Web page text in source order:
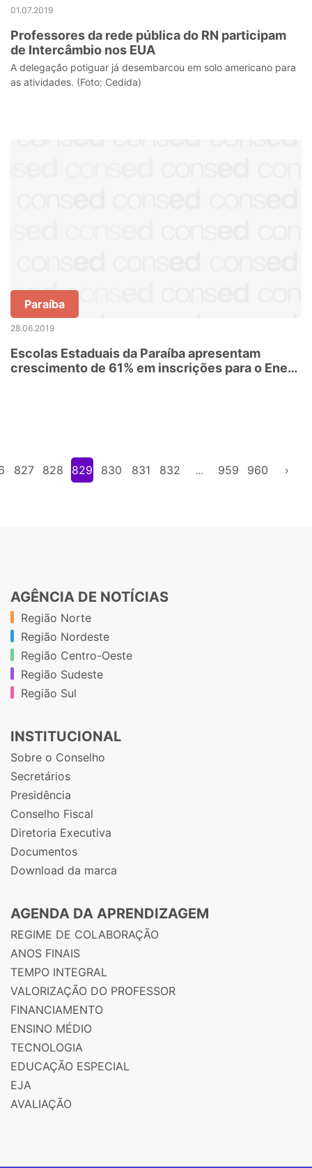
01.07.2019
Professores da rede pública do RN participam
de Intercâmbio nos EUA
A delegação potiguar já desembarcou em solo americano para
as atividades. (Foto: Cedida)
Paraíba
28.06.2019
Escolas Estaduais da Paraíba apresentam
crescimento de 61% em inscrições para o Enem
827 828 829 830 831 832 ... 959 960 ›
AGÊNCIA DE NOTÍCIAS
Região Norte
Região Nordeste
Região Centro-Oeste
Região Sudeste
Região Sul
INSTITUCIONAL
Sobre o Conselho
Secretários
Presidência
Conselho Fiscal
Diretoria Executiva
Documentos
Download da marca
AGENDA DA APRENDIZAGEM
REGIME DE COLABORAÇÃO
ANOS FINAIS
TEMPO INTEGRAL
VALORIZAÇÃO DO PROFESSOR
FINANCIAMENTO
ENSINO MÉDIO
TECNOLOGIA
EDUCAÇÃO ESPECIAL
EJA
AVALIAÇÃO